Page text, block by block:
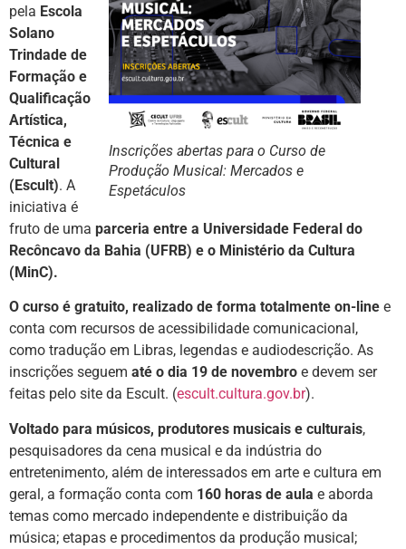
Inscrições abertas para o Curso de
Produção Musical: Mercados e
Espetáculos
pela Escola
Solano
Trindade de
Formação e
Qualificação
Artística,
Técnica e
Cultural
(Escult). A
iniciativa é
fruto de uma parceria entre a Universidade Federal do
Recôncavo da Bahia (UFRB) e o Ministério da Cultura
(MinC).
O curso é gratuito, realizado de forma totalmente on-line e
conta com recursos de acessibilidade comunicacional,
como tradução em Libras, legendas e audiodescrição. As
inscrições seguem até o dia 19 de novembro e devem ser
feitas pelo site da Escult. (escult.cultura.gov.br).
Voltado para músicos, produtores musicais e culturais,
pesquisadores da cena musical e da indústria do
entretenimento, além de interessados em arte e cultura em
geral, a formação conta com 160 horas de aula e aborda
temas como mercado independente e distribuição da
música; etapas e procedimentos da produção musical;